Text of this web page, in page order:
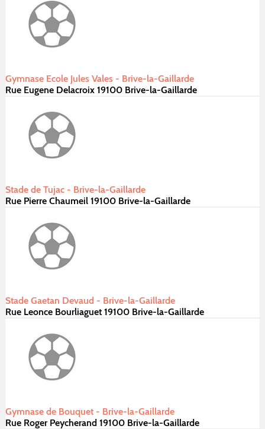
Gymnase Ecole Jules Vales - Brive-la-Gaillarde
Rue Eugene Delacroix 19100 Brive-la-Gaillarde
Stade de Tujac - Brive-la-Gaillarde
Rue Pierre Chaumeil 19100 Brive-la-Gaillarde
Stade Gaetan Devaud - Brive-la-Gaillarde
Rue Leonce Bourliaguet 19100 Brive-la-Gaillarde
Gymnase de Bouquet - Brive-la-Gaillarde
Rue Roger Peycherand 19100 Brive-la-Gaillarde